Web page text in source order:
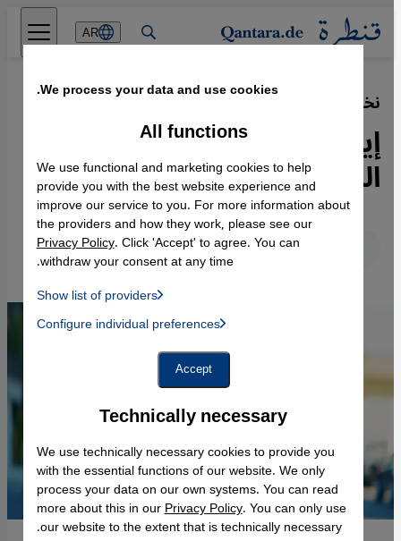
Direkt zum Inhalt springen
AR
نخبة حاكمة متزمتة وشعب محب للحياة·
05.06.2019
إيران: هل يخسر الملالي جيل
الشباب؟
English عربي
We process your data and use cookies.
Technically necessary
We use technically necessary cookies to provide you
with the essential functions of our website. We only
process your data on our own systems. You can read
more about this in ourPrivacy Policy. You can only use
our website to the extent that is technically necessary.
All functions
We use functional and marketing cookies to help
provide you with the best website experience and
improve our service to you. For more information about
the providers and how they work, please see our
Privacy Policy. Click 'Accept' to agree. You can
withdraw your consent at any time.
Show list of providers
Instagram Embed, Twitter Embed, Youtube Embed
Facebook Embed / Facebook Connect
Google Maps Embed
Configure individual preferences
Accept